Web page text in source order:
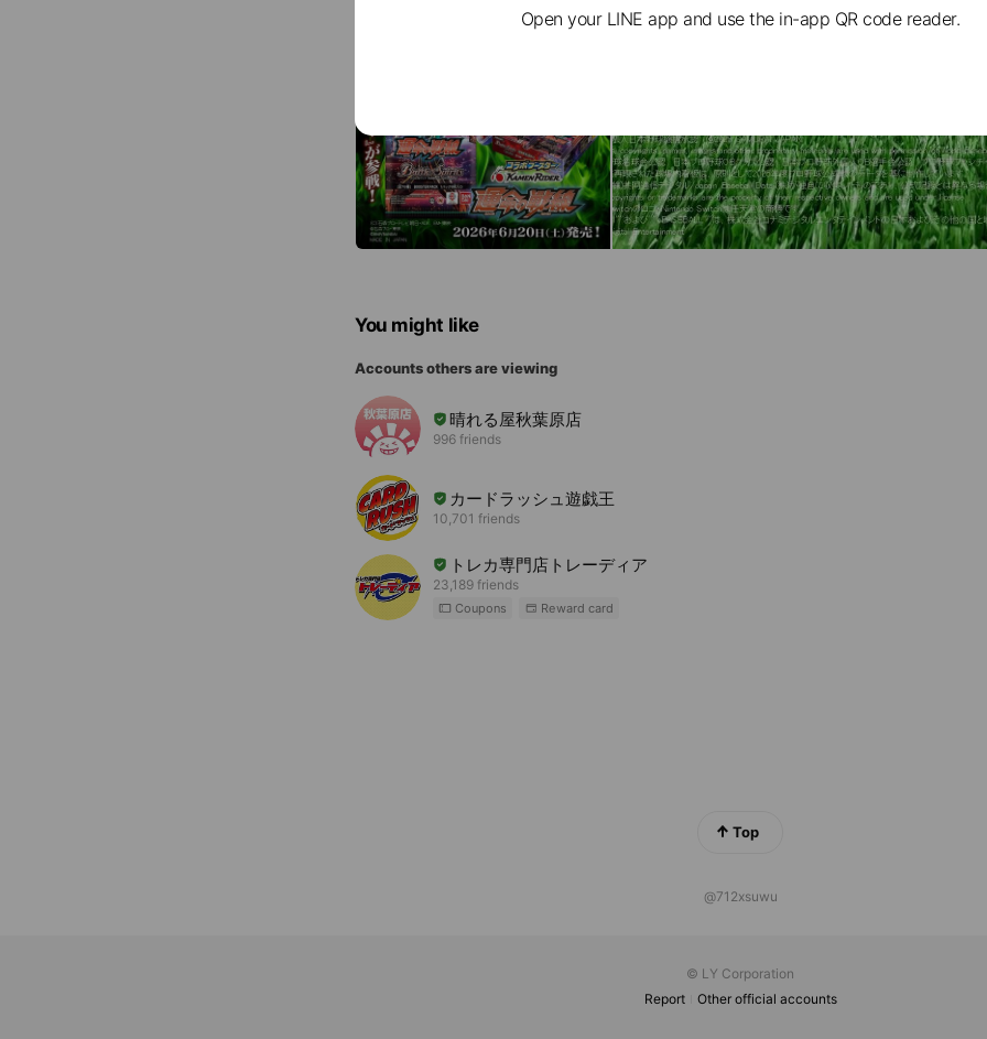
You might like
Accounts others are viewing
晴れる屋秋葉原店
996 friends
カードラッシュ遊戯王
10,701 friends
トレカ専門店トレーディア
23,189 friends
Coupons Reward card
Top
@712xsuwu
© LY Corporation
Report
Other official accounts
Open your LINE app and use the in-app QR code reader.